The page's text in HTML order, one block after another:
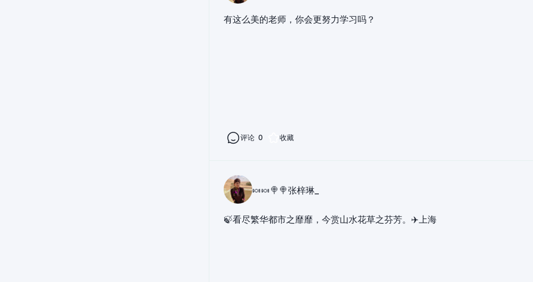
有这么美的老师，你会更努力学习吗？
评论 0 收藏
🍬🍬🍭🍭张梓琳_
🍃看尽繁华都市之靡靡，今赏山水花草之芬芳。✈️上海